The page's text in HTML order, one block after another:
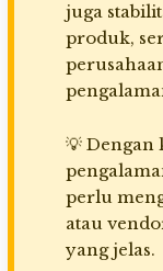
juga
produk,
💡
perlu
atau
yang jelas.